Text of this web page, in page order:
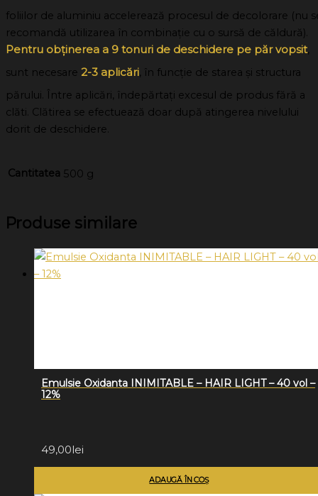
foliilor de aluminiu accelerează procesul de decolorare (nu
recomandă utilizarea în combinație cu o sursă de căldură).
Pentru obținerea a 9 tonuri de deschidere pe păr vopsit,
sunt necesare 2-3 aplicări , în funcție de starea și structura
părului. Între aplicări, îndepărtați excesul de produs fără a
clăti. Clătirea se efectuează doar după atingerea nivelului
dorit de deschidere.
Cantitatea 500 g
Produse similare
Emulsie Oxidanta INIMITABLE – HAIR LIGHT – 40 vol –
12%
49,00lei
ADAUGĂ ÎN COȘ